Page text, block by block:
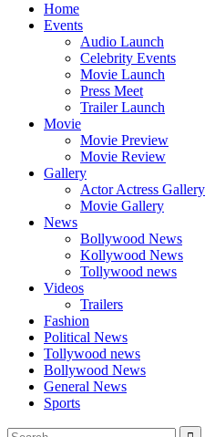
Home
Events
Audio Launch
Celebrity Events
Movie Launch
Press Meet
Trailer Launch
Movie
Movie Preview
Movie Review
Gallery
Actor Actress Gallery
Movie Gallery
News
Bollywood News
Kollywood News
Tollywood news
Videos
Trailers
Fashion
Political News
Tollywood news
Bollywood News
General News
Sports